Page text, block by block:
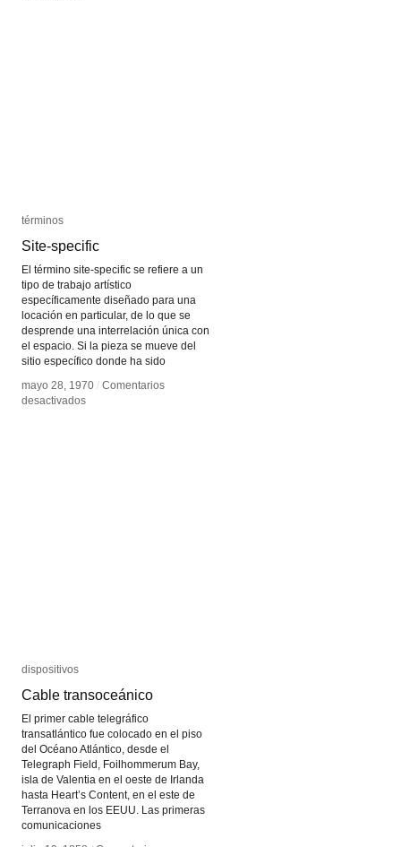
términos
Site-specific
El término site-specific se refiere a un
tipo de trabajo artístico
específicamente diseñado para una
locación en particular, de lo que se
desprende una interrelación única con
el espacio. Si la pieza se mueve del
sitio específico donde ha sido
mayo 28, 1970 / Comentarios
desactivadosen
términos
Site-specific
mayo 28, 1970 / Comentarios
desactivadosen
dispositivos
Cable transoceánico
El primer cable telegráfico
transatlántico fue colocado en el piso
del Océano Atlántico, desde el
Telegraph Field, Foilhommerum Bay,
isla de Valentia en el oeste de Irlanda
hasta Heart’s Content, en el este de
Terranova en los EEUU. Las primeras
comunicaciones
dispositivos
Cable transoceánico